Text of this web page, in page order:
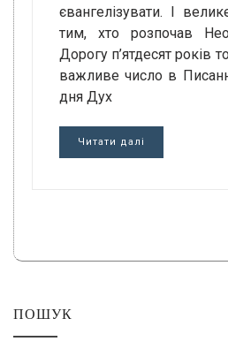
євангелізувати. І
тим, хто розпочав
Дорогу п’ятдесят років
важливе число в
дня Дух
Читати далі
ПОШУК